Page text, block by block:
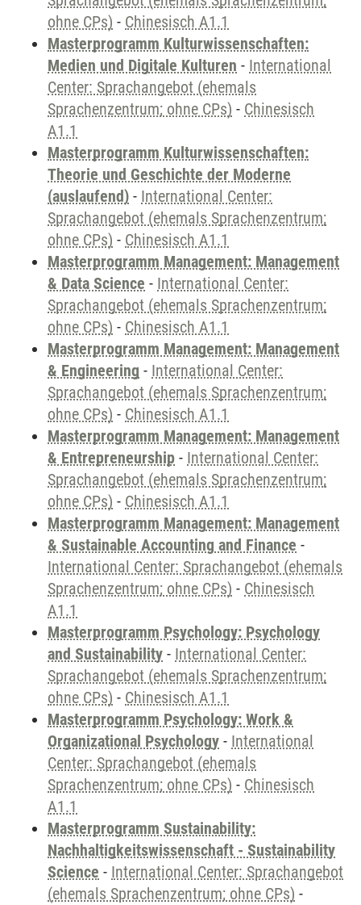
ohne CPs) - Chinesisch A1.1
Masterprogramm Kulturwissenschaften:
Medien und Digitale Kulturen - International
Center: Sprachangebot (ehemals
Sprachenzentrum; ohne CPs) - Chinesisch
A1.1
Masterprogramm Kulturwissenschaften:
Theorie und Geschichte der Moderne
(auslaufend) - International Center:
Sprachangebot (ehemals Sprachenzentrum;
ohne CPs) - Chinesisch A1.1
Masterprogramm Management: Management
& Data Science - International Center:
Sprachangebot (ehemals Sprachenzentrum;
ohne CPs) - Chinesisch A1.1
Masterprogramm Management: Management
& Engineering - International Center:
Sprachangebot (ehemals Sprachenzentrum;
ohne CPs) - Chinesisch A1.1
Masterprogramm Management: Management
& Entrepreneurship - International Center:
Sprachangebot (ehemals Sprachenzentrum;
ohne CPs) - Chinesisch A1.1
Masterprogramm Management: Management
& Sustainable Accounting and Finance -
International Center: Sprachangebot (ehemals
Sprachenzentrum; ohne CPs) - Chinesisch
A1.1
Masterprogramm Psychology: Psychology
and Sustainability - International Center:
Sprachangebot (ehemals Sprachenzentrum;
ohne CPs) - Chinesisch A1.1
Masterprogramm Psychology: Work &
Organizational Psychology - International
Center: Sprachangebot (ehemals
Sprachenzentrum; ohne CPs) - Chinesisch
A1.1
Masterprogramm Sustainability:
Nachhaltigkeitswissenschaft - Sustainability
Science - International Center: Sprachangebot
(ehemals Sprachenzentrum; ohne CPs) -